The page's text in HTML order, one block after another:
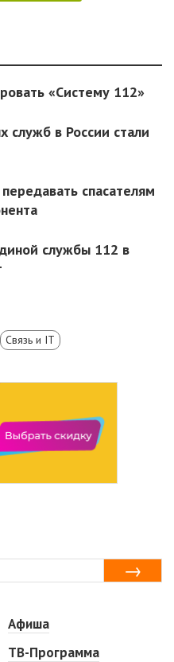
«Систему 112»
служб в России стали
спасателям
службы 112 в
Связь и IT
Афиша
ТВ-Программа